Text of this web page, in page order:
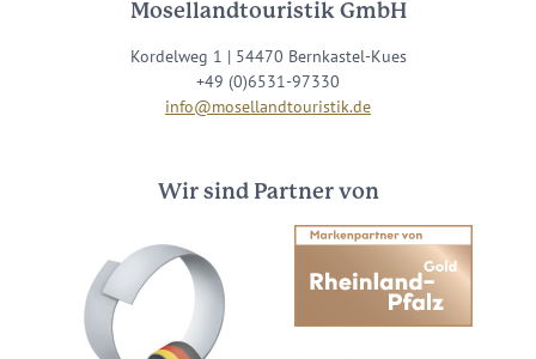
Mosellandtouristik GmbH
Kordelweg 1 | 54470 Bernkastel-Kues
+49 (0)6531-97330
info@mosellandtouristik.de
Wir sind Partner von